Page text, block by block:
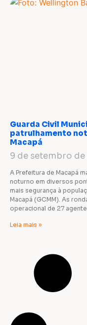
Guarda Civil
patrulhamento
Macapá
9 de setembro de
A Prefeitura de Macapá
noturno em diversos
mais segurança à
Macapá (GCMM). As
operacional de 27
Leia mais »